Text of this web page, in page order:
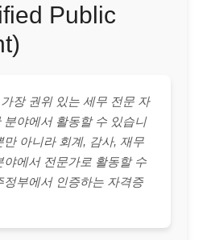
Public
장 권위 있는 세무 전문 자
분야에서 활동할 수 있습니
만 아니라 회계, 감사, 재무
야에서 전문가로 활동할 수
정부에서 인증하는 자격증